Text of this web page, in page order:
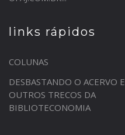
links rápidos
COLUNAS
DESBASTANDO O ACERVO E
OUTROS TRECOS DA
BIBLIOTECONOMIA